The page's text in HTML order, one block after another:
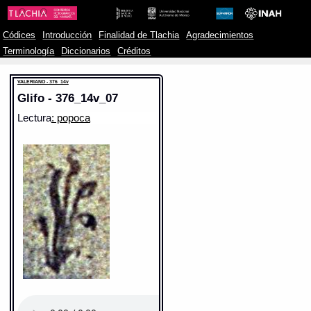
Códices Introducción Finalidad de Tlachia
Agradecimientos
Terminología
Diccionarios Créditos
VALERIANO - 376_14v
Glifo - 376_14v_07
Lectura: popoca